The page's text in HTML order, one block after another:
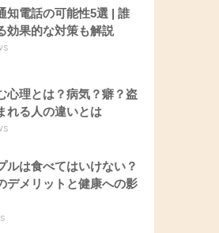
知電話の可能性5選 | 誰
効果的な対策も解説
心理とは？病気？癖？盗
れる人の違いとは
ルは食べてはいけない？
デメリットと健康への影